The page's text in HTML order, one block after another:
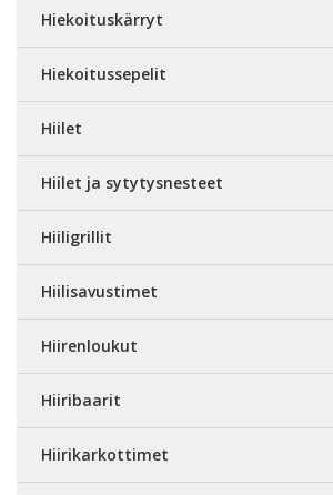
Hiekoituskärryt
Hiekoitussepelit
Hiilet
Hiilet ja sytytysnesteet
Hiiligrillit
Hiilisavustimet
Hiirenloukut
Hiiribaarit
Hiirikarkottimet